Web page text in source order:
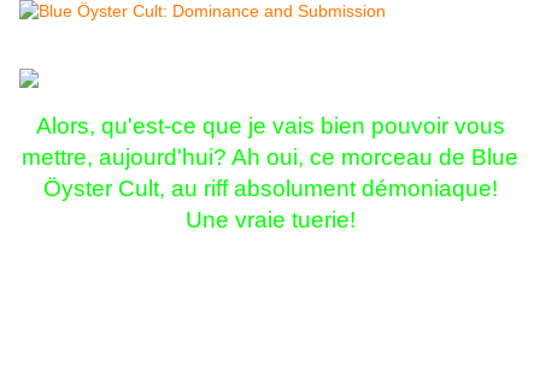
Alors, qu'est-ce que je vais bien pouvoir vous
mettre, aujourd'hui? Ah oui, ce morceau de Blue
Öyster Cult, au riff absolument démoniaque!
Une vraie tuerie!